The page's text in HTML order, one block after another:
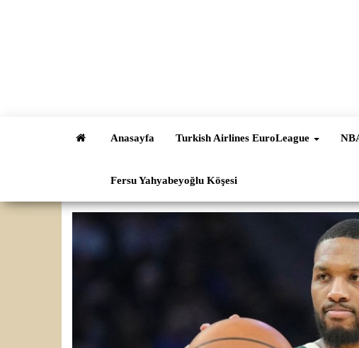
Anasayfa Turkish Airlines EuroLeague
Fersu Yahyabeyoğlu Köşesi